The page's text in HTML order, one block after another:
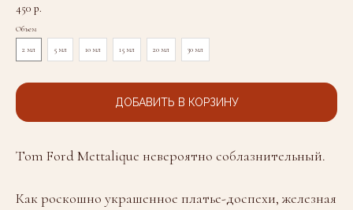
450 р.
Объем
2 мл 5 мл 10 мл 15 мл 20 мл 30 мл
ДОБАВИТЬ В КОРЗИНУ
Tom Ford Mettalique невероятно соблазнительный.
Как роскошно украшенное платье-доспехи, железная